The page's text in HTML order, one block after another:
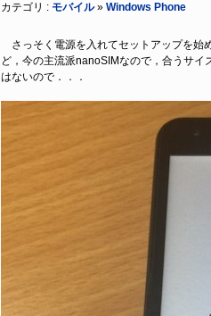
カテゴリ : モバイル» Windows Phone
さっそく電源を入れてセットアップを始
ど，今の主流派nanoSIMなので，合うサ
はないので．．．